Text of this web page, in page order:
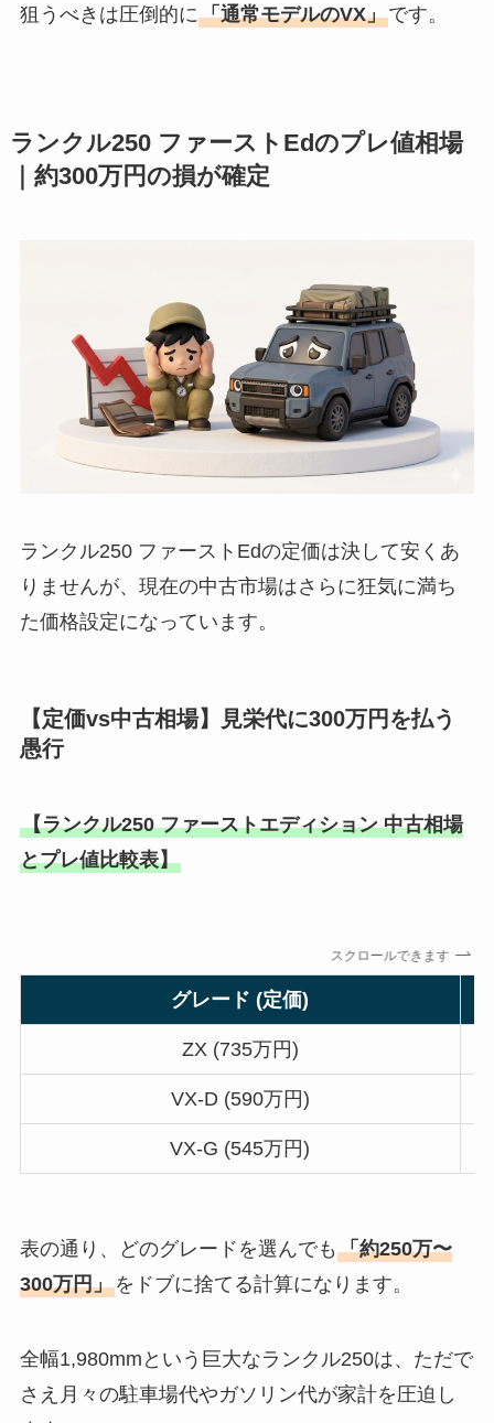
狙うべきは圧倒的に「通常モデルのVX」です。
ランクル250 ファーストEdのプレ値相場
｜約300万円の損が確定
ランクル250 ファーストEdの定価は決して安くあ
りませんが、現在の中古市場はさらに狂気に満ち
た価格設定になっています。
【定価vs中古相場】見栄代に300万円を払う
愚行
【ランクル250 ファーストエディション 中古相場
とプレ値比較表】
スクロールできます
グレード (定価)
ZX (735万円)
VX-D (590万円)
VX-G (545万円)
表の通り、どのグレードを選んでも 「約250万〜
300万円」をドブに捨てる計算になります。
全幅1,980mmという巨大なランクル250は、ただで
さえ月々の駐車場代やガソリン代が家計を圧迫し